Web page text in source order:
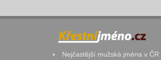
Nejčastější mužská jména v ČR